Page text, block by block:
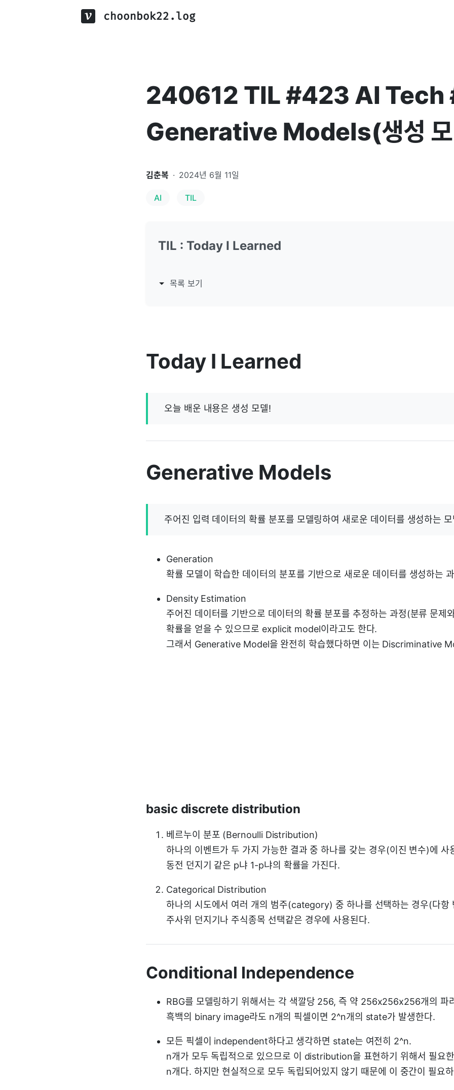
choonbok22.log
240612 TIL #423 AI Tech
Generative Models(생성
김춘복 · 2024년 6월 11일
AI TIL
TIL : Today I Learned
목록 보기
Today I Learned
오늘 배운 내용은 생성 모델!
Generative Models
주어진 입력 데이터의 확률 분포를 모델링하여 새로운 데이터를 생성하는 모
Generation
확률 모델이 학습한 데이터의 분포를 기반으로 새로운 데이터를 생성하는
Density Estimation
주어진 데이터를 기반으로 데이터의 확률 분포를 추정하는 과정(분류 문제
확률을 얻을 수 있으므로 explicit model이라고도 한다.
그래서 Generative Model을 완전히 학습했다하면 이는 Discriminative
basic discrete distribution
베르누이 분포 (Bernoulli Distribution)
하나의 이벤트가 두 가지 가능한 결과 중 하나를 갖는 경우(이진 변수)에 사
동전 던지기 같은 p냐 1-p냐의 확률을 가진다.
Categorical Distribution
하나의 시도에서 여러 개의 범주(category) 중 하나를 선택하는 경우(다항
주사위 던지기나 주식종목 선택같은 경우에 사용된다.
Conditional Independence
RBG를 모델링하기 위해서는 각 색깔당 256, 즉 약 256x256x256개의 파
흑백의 binary image라도 n개의 픽셀이면 2^n개의 state가 발생한다.
모든 픽셀이 independent하다고 생각하면 state는 여전히 2^n.
n개가 모두 독립적으로 있으므로 이 distribution을 표현하기 위해서 필요
n개다. 하지만 현실적으로 모두 독립되어있지 않기 때문에 이 중간이 필요